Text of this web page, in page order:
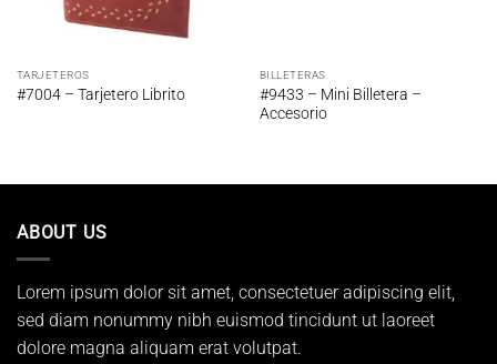
TARJETEROS
#7004 – Tarjetero Librito
BILLETERAS
#9433 – Mini Billetera –
Accesorio
ABOUT US
Lorem ipsum dolor sit amet, consectetuer adipiscing elit,
sed diam nonummy nibh euismod tincidunt ut laoreet
dolore magna aliquam erat volutpat.